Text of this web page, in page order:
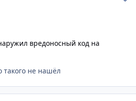
вредоносный код на
такого не нашёл